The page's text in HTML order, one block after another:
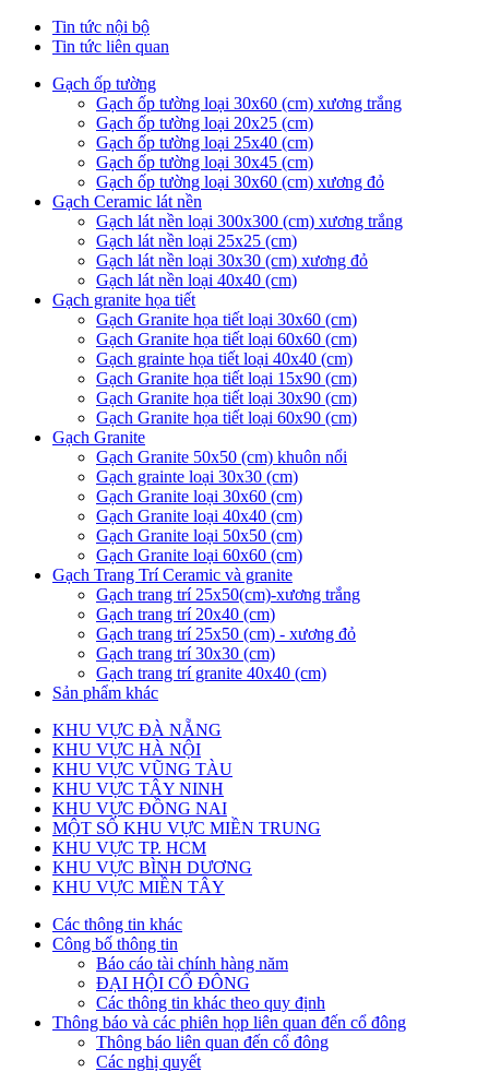
Tin tức nội bộ
Tin tức liên quan
Gạch ốp tường
Gạch ốp tường loại 30x60 (cm) xương trắng
Gạch ốp tường loại 20x25 (cm)
Gạch ốp tường loại 25x40 (cm)
Gạch ốp tường loại 30x45 (cm)
Gạch ốp tường loại 30x60 (cm) xương đỏ
Gạch Ceramic lát nền
Gạch lát nền loại 300x300 (cm) xương trắng
Gạch lát nền loại 25x25 (cm)
Gạch lát nền loại 30x30 (cm) xương đỏ
Gạch lát nền loại 40x40 (cm)
Gạch granite họa tiết
Gạch Granite họa tiết loại 30x60 (cm)
Gạch Granite họa tiết loại 60x60 (cm)
Gạch grainte họa tiết loại 40x40 (cm)
Gạch Granite họa tiết loại 15x90 (cm)
Gạch Granite họa tiết loại 30x90 (cm)
Gạch Granite họa tiết loại 60x90 (cm)
Gạch Granite
Gạch Granite 50x50 (cm) khuôn nổi
Gạch grainte loại 30x30 (cm)
Gạch Granite loại 30x60 (cm)
Gạch Granite loại 40x40 (cm)
Gạch Granite loại 50x50 (cm)
Gạch Granite loại 60x60 (cm)
Gạch Trang Trí Ceramic và granite
Gạch trang trí 25x50(cm)-xương trắng
Gạch trang trí 20x40 (cm)
Gạch trang trí 25x50 (cm) - xương đỏ
Gạch trang trí 30x30 (cm)
Gạch trang trí granite 40x40 (cm)
Sản phẩm khác
KHU VỰC ĐÀ NẴNG
KHU VỰC HÀ NỘI
KHU VỰC VŨNG TÀU
KHU VỰC TÂY NINH
KHU VỰC ĐỒNG NAI
MỘT SỐ KHU VỰC MIỀN TRUNG
KHU VỰC TP. HCM
KHU VỰC BÌNH DƯƠNG
KHU VỰC MIỀN TÂY
Các thông tin khác
Công bố thông tin
Báo cáo tài chính hàng năm
ĐẠI HỘI CỔ ĐÔNG
Các thông tin khác theo quy định
Thông báo và các phiên họp liên quan đến cổ đông
Thông báo liên quan đến cổ đông
Các nghị quyết